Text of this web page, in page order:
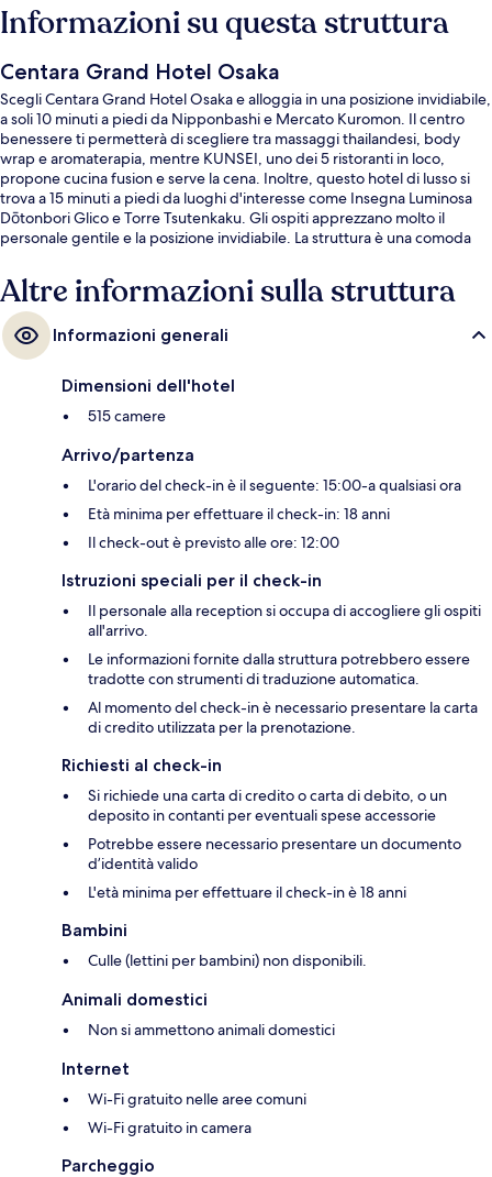
Informazioni su questa struttura
Centara Grand Hotel Osaka
Scegli Centara Grand Hotel Osaka e alloggia in una posizione invidiabile,
a soli 10 minuti a piedi da Nipponbashi e Mercato Kuromon. Il centro
benessere ti permetterà di scegliere tra massaggi thailandesi, body
wrap e aromaterapia, mentre KUNSEI, uno dei 5 ristoranti in loco,
propone cucina fusion e serve la cena. Inoltre, questo hotel di lusso si
trova a 15 minuti a piedi da luoghi d'interesse come Insegna Luminosa
Dōtonbori Glico e Torre Tsutenkaku. Gli ospiti apprezzano molto il
personale gentile e la posizione invidiabile. La struttura è una comoda
(Nankai) si trova a 5 min a piedi e Stazione di Imaimiyaebisu a 8.
Altre informazioni sulla struttura
Informazioni generali
Dimensioni dell'hotel
515 camere
Arrivo/partenza
L'orario del check-in è il seguente: 15:00-a qualsiasi ora
Età minima per effettuare il check-in: 18 anni
Il check-out è previsto alle ore: 12:00
Istruzioni speciali per il check-in
Il personale alla reception si occupa di accogliere gli ospiti
all'arrivo.
Le informazioni fornite dalla struttura potrebbero essere
tradotte con strumenti di traduzione automatica.
Al momento del check-in è necessario presentare la carta
di credito utilizzata per la prenotazione.
Richiesti al check-in
Si richiede una carta di credito o carta di debito, o un
deposito in contanti per eventuali spese accessorie
Potrebbe essere necessario presentare un documento
d’identità valido
L'età minima per effettuare il check-in è 18 anni
Bambini
Culle (lettini per bambini) non disponibili.
Animali domestici
Non si ammettono animali domestici
Internet
Wi-Fi gratuito nelle aree comuni
Wi-Fi gratuito in camera
Parcheggio